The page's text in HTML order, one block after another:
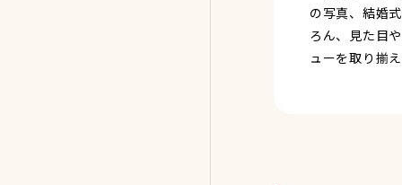
の写真、結婚
ろん、見た目
ューを取り揃